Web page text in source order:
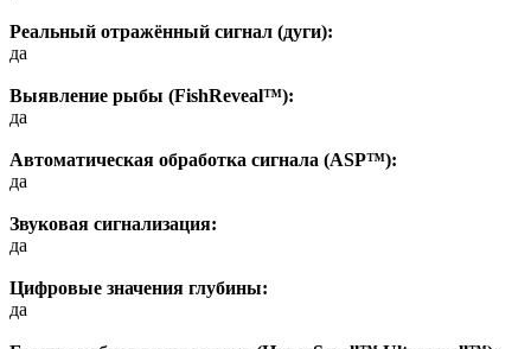
Реальный отражённый сигнал (дуги):
да
Выявление рыбы (FishReveal™):
да
Автоматическая обработка сигнала (ASP™):
да
Звуковая сигнализация:
да
Цифровые значения глубины:
да